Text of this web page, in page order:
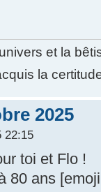
et la
la
2025
22:15
toi et Flo !
80 ans